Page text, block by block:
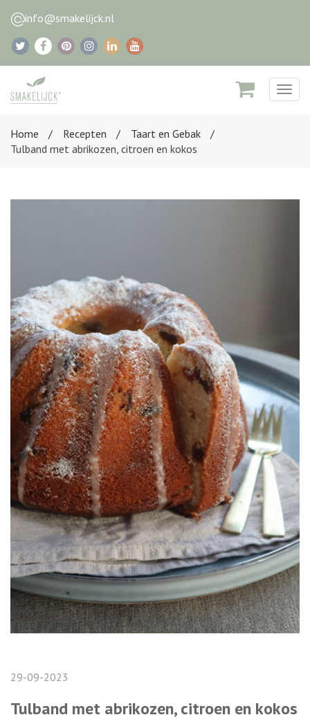
info@smakelijck.nl
Home
Recepten
Taart en Gebak
Tulband met abrikozen, citroen en kokos
29-09-2023
Tulband met abrikozen, citroen en kokos